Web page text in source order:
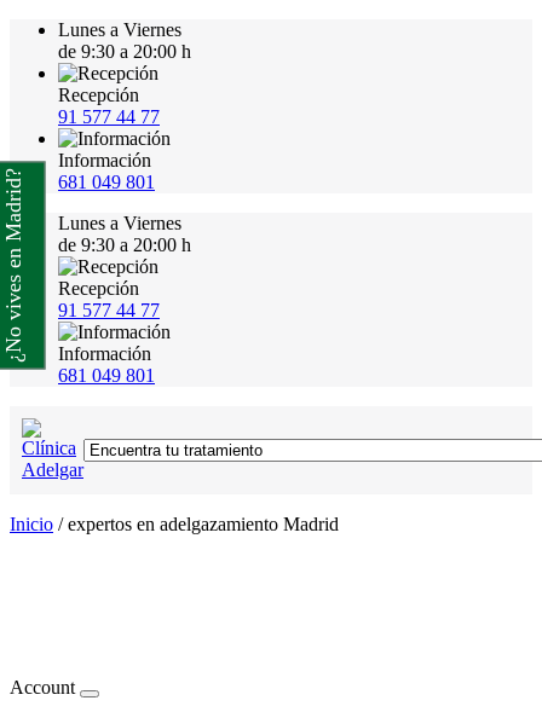
Lunes a Viernes
de 9:30 a 20:00 h
Recepción
91 577 44 77
Información
681 049 801
Lunes a Viernes
de 9:30 a 20:00 h
Recepción
91 577 44 77
Información
681 049 801
Inicio /expertos en adelgazamiento Madrid
Account
¿No vives en Madrid?